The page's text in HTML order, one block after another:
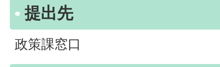
提出先
政策課窓口